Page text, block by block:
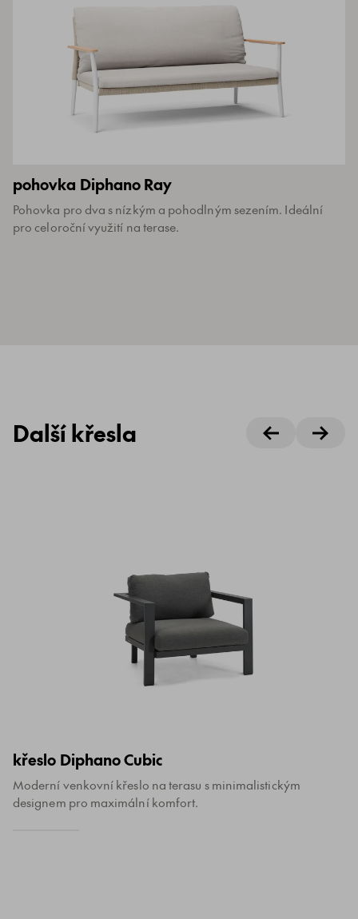
pohovka Diphano Ray
Pohovka pro dva s nízkým a pohodlným sezením. Ideální
pro celoroční využití na terase.
Další křesla
křeslo Diphano Cubic
Moderní venkovní křeslo na terasu s minimalistickým
designem pro maximální komfort.